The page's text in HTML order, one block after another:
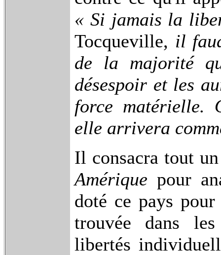
« Si jamais la
Tocqueville, il
de la majorité
désespoir et les
force matérielle.
elle arrivera
Il consacra tout
Amérique pour
doté ce pays
trouvée dans
libertés